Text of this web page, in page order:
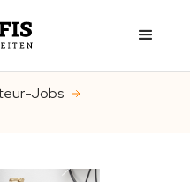
Jobs